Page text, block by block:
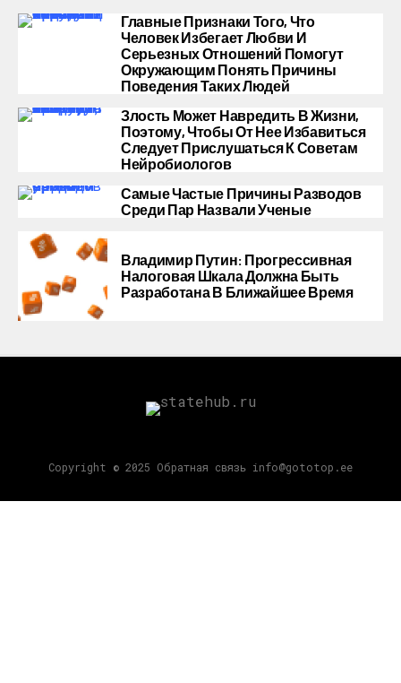
Главные Признаки Того, Что
Человек Избегает Любви И
Серьезных Отношений Помогут
Окружающим Понять Причины
Поведения Таких Людей
Злость Может Навредить В Жизни,
Поэтому, Чтобы От Нее Избавиться
Следует Прислушаться К Советам
Нейробиологов
Самые Частые Причины Разводов
Среди Пар Назвали Ученые
Владимир Путин: Прогрессивная
Налоговая Шкала Должна Быть
Разработана В Ближайшее Время
Copyright © 2025 Обратная связь info@gototop.ee